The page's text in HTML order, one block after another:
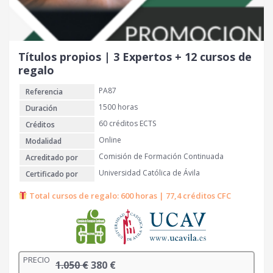
a
e
r
e
s
:
2
8
€
Títulos propios | 3 Expertos + 12 cursos de
regalo
Referencia
PA87
Duración
1500 horas
Créditos
60 créditos ECTS
Modalidad
Online
Acreditado por
Comisión de Formación Continuada
Certificado por
Universidad Católica de Ávila
Total cursos de regalo: 600 horas | 77,4 créditos CFC
PRECIO 1.050€E
380 €E